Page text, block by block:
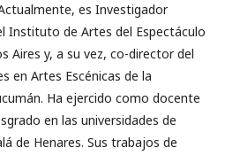
es Investigador
Instituto de Artes del Espectáculo
Aires y, a su vez, co-director del
en Artes Escénicas de la
Ha ejercido como docente
en las universidades de
de Henares. Sus trabajos de